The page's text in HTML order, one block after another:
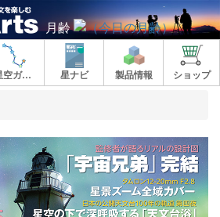
月齢
星空ガイド 星ナビ 製品情報 ショップ